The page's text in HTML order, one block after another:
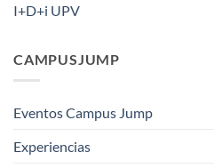
I+D+i UPV
CAMPUSJUMP
Eventos Campus Jump
Experiencias